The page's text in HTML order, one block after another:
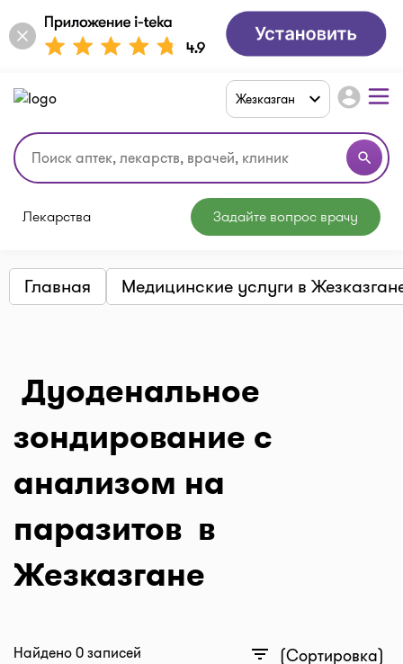
search
Жезказган account_circle
Лекарства Задайте вопрос врачу
Главная Медицинские услуги в
Дуоденальное
зондирование с
анализом на
паразитов в
Жезказгане
Найдено 0 записей filter_list (Сортировка)